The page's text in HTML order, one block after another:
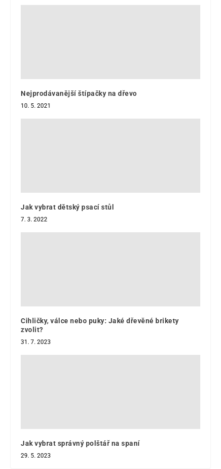
Nejprodávanější štípačky na dřevo
10. 5. 2021
Jak vybrat dětský psací stůl
7. 3. 2022
Cihličky, válce nebo puky: Jaké dřevěné brikety
zvolit?
31. 7. 2023
Jak vybrat správný polštář na spaní
29. 5. 2023